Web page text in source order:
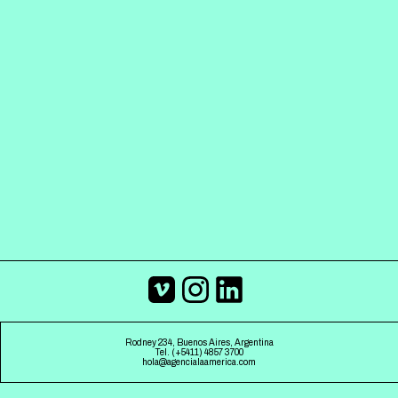
Rodney 234, Buenos Aires, Argentina
Tel. (+5411) 4857 3700
hola@agencialaamerica.com